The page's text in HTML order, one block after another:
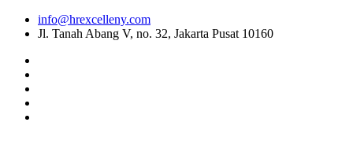
info@hrexcelleny.com
Jl. Tanah Abang V, no. 32, Jakarta Pusat 10160